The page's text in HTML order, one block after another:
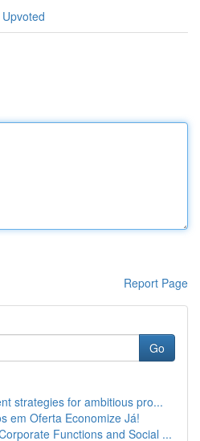
Report Page
Go
strategies for ambitious pro...
em Oferta Economize Já!
Functions and Social ...